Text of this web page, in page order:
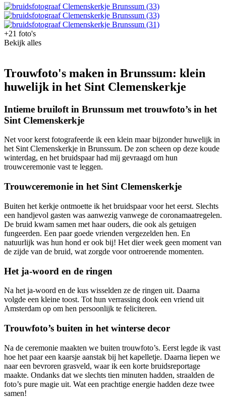
+21 foto's
Bekijk alles
Trouwfoto's maken in Brunssum: klein
huwelijk in het Sint Clemenskerkje
Intieme bruiloft in Brunssum met trouwfoto’s in het
Sint Clemenskerkje
Net voor kerst fotografeerde ik een klein maar bijzonder huwelijk in
het Sint Clemenskerkje in Brunssum. De zon scheen op deze koude
winterdag, en het bruidspaar had mij gevraagd om hun
trouwceremonie vast te leggen.
Trouwceremonie in het Sint Clemenskerkje
Buiten het kerkje ontmoette ik het bruidspaar voor het eerst. Slechts
een handjevol gasten was aanwezig vanwege de coronamaatregelen.
De bruid kwam samen met haar ouders, die ook als getuigen
fungeerden. Een paar goede vrienden vergezelden hen. En
natuurlijk was hun hond er ook bij! Het dier week geen moment van
de zijde van de bruid, wat zorgde voor ontroerende momenten.
Het ja-woord en de ringen
Na het ja-woord en de kus wisselden ze de ringen uit. Daarna
volgde een kleine toost. Tot hun verrassing dook een vriend uit
Amsterdam op om hen persoonlijk te feliciteren.
Trouwfoto’s buiten in het winterse decor
Na de ceremonie maakten we buiten trouwfoto’s. Eerst legde ik vast
hoe het paar een kaarsje aanstak bij het kapelletje. Daarna liepen we
naar een bevroren grasveld, waar ik een korte bruidsreportage
maakte. Ondanks dat we slechts tien minuten hadden, straalden de
foto’s pure magie uit. Wat een prachtige energie hadden deze twee
samen!